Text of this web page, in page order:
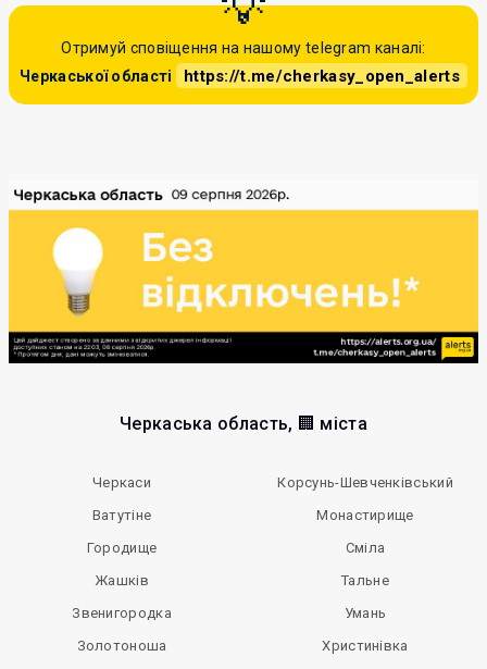
Отримуй сповіщення на нашому telegram каналі:
Черкаської області
https://t.me/cherkasy_open_alerts
Черкаська область, 🏢 міста
Черкаси
Ватутіне
Городище
Жашків
Звенигородка
Золотоноша
Корсунь-Шевченківський
Монастирище
Сміла
Тальне
Умань
Христинівка